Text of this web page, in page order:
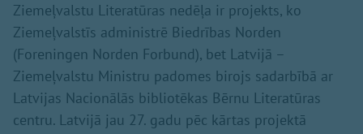
Ziemeļvalstu Literatūras nedēļa ir projekts, ko
Ziemeļvalstīs administrē Biedrības Norden
(Foreningen Norden Forbund), bet Latvijā –
Ziemeļvalstu Ministru padomes birojs sadarbībā ar
Latvijas Nacionālās bibliotēkas Bērnu Literatūras
centru. Latvijā jau 27. gadu pēc kārtas projektā